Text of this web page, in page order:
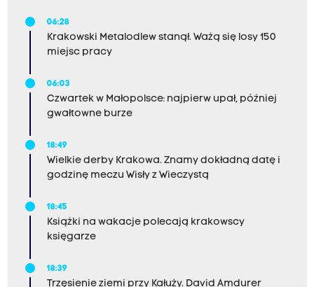
06:28
Krakowski Metalodlew stanął. Ważą się losy 150
miejsc pracy
06:03
Czwartek w Małopolsce: najpierw upał, później
gwałtowne burze
18:49
Wielkie derby Krakowa. Znamy dokładną datę i
godzinę meczu Wisły z Wieczystą
18:45
Książki na wakacje polecają krakowscy
księgarze
18:39
Trzęsienie ziemi przy Kałuży. David Amdurer